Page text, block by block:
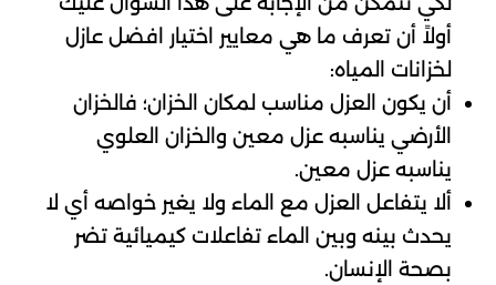
أولاً أن تعرف ما هي معايير اختيار افضل عازل
لخزانات المياه:
أن يكون العزل مناسب لمكان الخزان؛ فالخزان
الأرضي يناسبه عزل معين والخزان العلوي
يناسبه عزل معين.
ألا يتفاعل العزل مع الماء ولا يغير خواصه أي لا
يحدث بينه وبين الماء تفاعلات كيميائية تضر
بصحة الإنسان.